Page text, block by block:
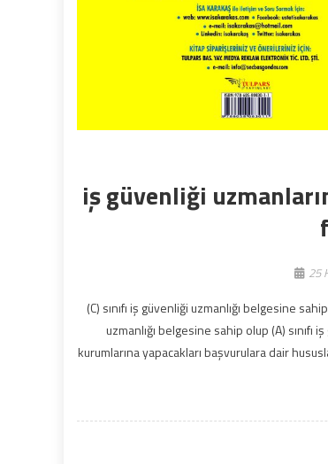
iş güvenliği
25
(C) sınıfı iş güvenliği uzmanlığı belgesine
uzmanlığı belgesine sahip olup (A) sınıfı
kurumlarına yapacakları başvurulara dair